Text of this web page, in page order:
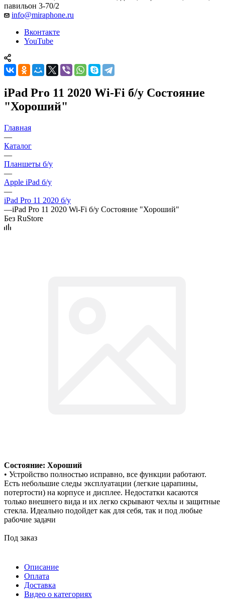
павильон 3-70/2
info@miraphone.ru
Вконтакте
YouTube
iPad Pro 11 2020 Wi-Fi б/у Состояние
"Хороший"
Главная
—
Каталог
—
Планшеты б/у
—
Apple iPad б/у
—
iPad Pro 11 2020 б/у
—iPad Pro 11 2020 Wi-Fi б/у Состояние "Хороший"
Без RuStore
Состояние: Хороший
• Устройство полностью исправно, все функции работают.
Есть небольшие следы эксплуатации (легкие царапины,
потертости) на корпусе и дисплее. Недостатки касаются
только внешнего вида и их легко скрывают чехлы и защитные
стекла. Идеально подойдет как для себя, так и под любые
рабочие задачи
Под заказ
Описание
Оплата
Доставка
Видео о категориях